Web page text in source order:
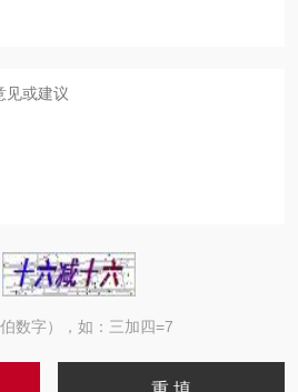
数字），如：三加四=7